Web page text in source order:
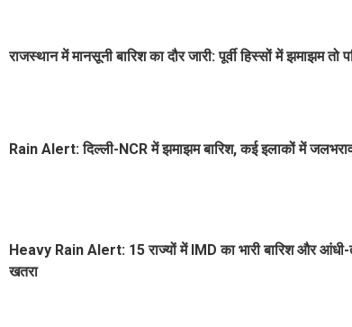
राजस्थान में मानसूनी बारिश का दौर जारी: पूर्वी हिस्सों में झमाझम
Rain Alert: दिल्ली-NCR में झमाझम बारिश, कई इलाकों में
Heavy Rain Alert: 15 राज्यों में IMD का भारी बारिश और
खतरा